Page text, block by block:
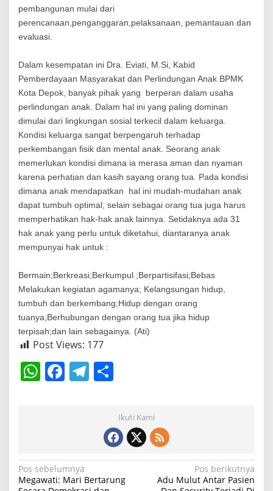
s
a
pembangunan mulai dari
perencanaan,penganggaran,pelaksanaan, pemantauan dan
evaluasi.
Dalam kesempatan ini Dra. Eviati, M.Si, Kabid
Pemberdayaan Masyarakat dan Perlindungan Anak BPMK
Kota Depok, banyak pihak yang berperan dalam usaha
perlindungan anak. Dalam hal ini yang paling dominan
dimulai dari lingkungan sosial terkecil dalam keluarga.
Kondisi keluarga sangat berpengaruh terhadap
perkembangan fisik dan mental anak. Seorang anak
memerlukan kondisi dimana ia merasa aman dan nyaman
karena perhatian dan kasih sayang orang tua. Pada kondisi
dimana anak mendapatkan hal ini mudah-mudahan anak
dapat tumbuh optimal, selain sebagai orang tua juga harus
memperhatikan hak-hak anak lainnya. Setidaknya ada 31
hak anak yang perlu untuk diketahui, diantaranya anak
mempunyai hak untuk :
Bermain;Berkreasi;Berkumpul ;Berpartisifasi;Bebas
Melakukan kegiatan agamanya; Kelangsungan hidup,
tumbuh dan berkembang;Hidup dengan orang
tuanya;Berhubungan dengan orang tua jika hidup
terpisah;dan lain sebagainya. (Ati)
Post Views: 177
W
p
F
o
T
gr
m
ar
eIkuti Kami
N
Pos sebelumnya
Megawati: Mari Bertarung
Pos berikutnya
Adu Mulut Antar Pasien